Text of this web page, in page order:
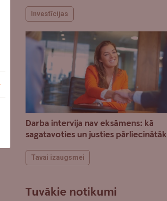
Investīcijas
Darba intervija nav eksāmens: kā
sagatavoties un justies pārliecinātāk
Tavai izaugsmei
Tuvākie notikumi